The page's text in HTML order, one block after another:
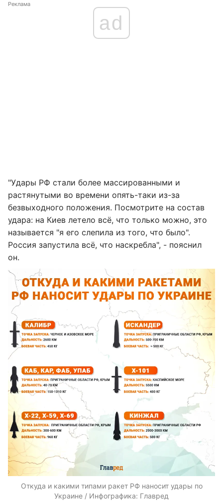
Реклама
ad
"Удары РФ стали более массированными и
растянутыми во времени опять-таки из-за
безвыходного положения. Посмотрите на состав
удара: на Киев летело всё, что только можно, это
называется "я его слепила из того, что было".
Россия запустила всё, что наскребла", - пояснил
он.
Откуда и какими типами ракет РФ наносит удары по
Украине / Инфографика: Главред